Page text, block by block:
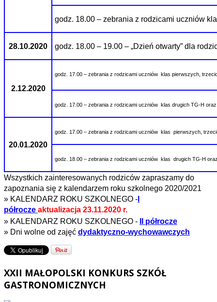
godz. 18.00 – zebrania z rodzicami uczniów
28.10.2020 godz. 18.00 – 19.00 – „Dzień otwarty” dla
2.12.2020
godz. 17.00 – zebrania z rodzicami uczniów klas pierwszych,
godz. 17.00 – zebrania z rodzicami uczniów klas drugich TG-H
20.01.2020
godz. 17.00 – zebrania z rodzicami uczniów klas pierwszych,
godz. 18.00 – zebrania z rodzicami uczniów klas drugich TG-H
Wszystkich zainteresowanych rodziców zapraszamy do
zapoznania się z kalendarzem roku szkolnego 2020/2021
» KALENDARZ ROKU SZKOLNEGO -
półrocze aktualizacja 23.11.2020 r.
» KALENDARZ ROKU SZKOLNEGO -
II półrocze
» Dni wolne od zajęć dydaktyczno-wychowawczych
XXII MAŁOPOLSKI KONKURS SZKÓŁ
GASTRONOMICZNYCH